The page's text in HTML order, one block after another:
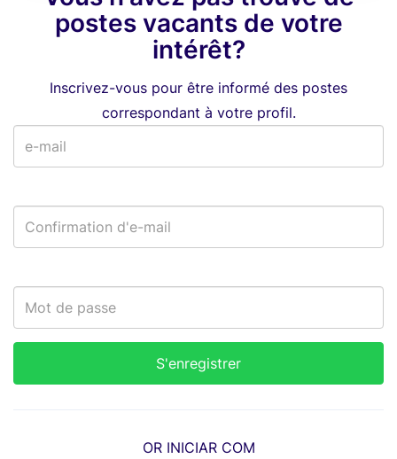
postes vacants de votre
intérêt?
Inscrivez-vous pour être informé des postes
correspondant à votre profil.
OR INICIAR COM